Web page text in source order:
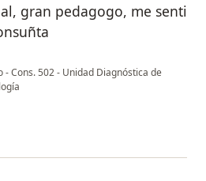
gran pedagogo, me senti
Cons. 502 - Unidad Diagnóstica de